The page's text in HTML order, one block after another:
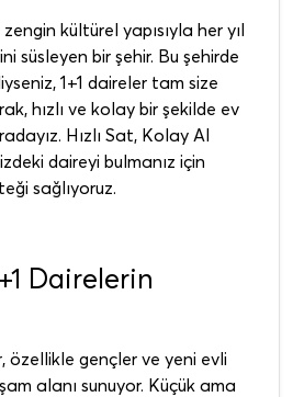
kültürel yapısıyla her yıl
süsleyen bir şehir. Bu şehirde
1+1 daireler tam size
hızlı ve kolay bir şekilde ev
Hızlı Sat, Kolay Al
daireyi bulmanız için
sağlıyoruz.
Dairelerin
özellikle gençler ve yeni evli
alanı sunuyor. Küçük ama